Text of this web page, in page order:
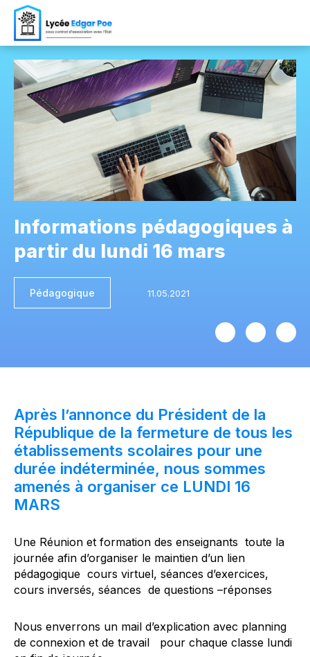
Informations pédagogiques à
partir du lundi 16 mars
Pédagogique
Après l’annonce du Président de la
République de la fermeture de tous les
établissements scolaires pour une
durée indéterminée, nous sommes
amenés à organiser ce LUNDI 16
MARS
Une Réunion et formation des enseignants toute la
journée afin d’organiser le maintien d’un lien
pédagogique cours virtuel, séances d’exercices,
cours inversés, séances de questions –réponses
Nous enverrons un mail d’explication avec planning
de connexion et de travail pour chaque classe lundi